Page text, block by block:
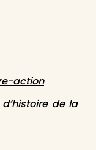
action
d’histoire de la